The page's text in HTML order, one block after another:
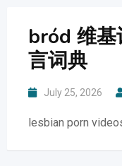
bród 维基
言词典
July 25, 2026
lesbian porn